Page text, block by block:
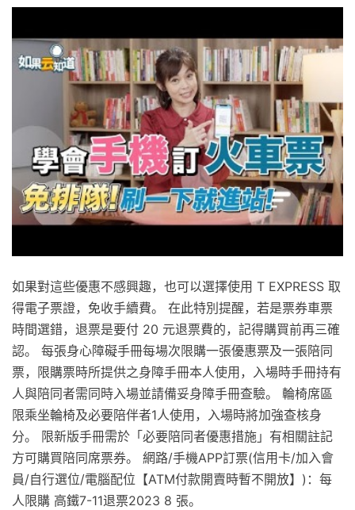
如果對這些優惠不感興趣，也可以選擇使用 T EXPRESS 取
得電子票證，免收手續費。 在此特別提醒，若是票券車票
時間選錯，退票是要付 20 元退票費的，記得購買前再三確
認。 每張身心障礙手冊每場次限購一張優惠票及一張陪同
票，限購票時所提供之身障手冊本人使用，入場時手冊持有
人與陪同者需同時入場並請備妥身障手冊查驗。 輪椅席區
限乘坐輪椅及必要陪伴者1人使用，入場時將加強查核身
分。 限新版手冊需於「必要陪同者優惠措施」有相關註記
方可購買陪同席票券。 網路/手機APP訂票(信用卡/加入會
員/自行選位/電腦配位【ATM付款開賣時暫不開放】)：每
人限購 高鐵7-11退票2023 8 張。